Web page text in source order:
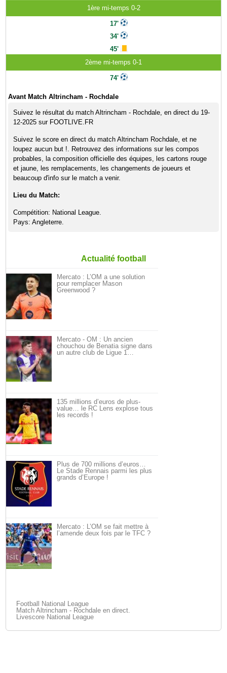
1ère mi-temps 0-2
17'
34'
45'
2ème mi-temps 0-1
74'
Avant Match Altrincham - Rochdale
Suivez le résultat du match Altrincham - Rochdale, en direct du 19-
12-2025 sur FOOTLIVE.FR
Suivez le score en direct du match Altrincham Rochdale, et ne
loupez aucun but !. Retrouvez des informations sur les compos
probables, la composition officielle des équipes, les cartons rouge
et jaune, les remplacements, les changements de joueurs et
beaucoup d'info sur le match a venir.
Lieu du Match:
Compétition: National League.
Pays: Angleterre.
Actualité football
Mercato : L’OM a une solution
pour remplacer Mason
Greenwood ?
Mercato - OM : Un ancien
chouchou de Benatia signe dans
un autre club de Ligue 1…
135 millions d’euros de plus-
value… le RC Lens explose tous
les records !
Plus de 700 millions d’euros…
Le Stade Rennais parmi les plus
grands d’Europe !
Mercato : L’OM se fait mettre à
l’amende deux fois par le TFC ?
Football National League
Match Altrincham - Rochdale en direct.
Livescore National League